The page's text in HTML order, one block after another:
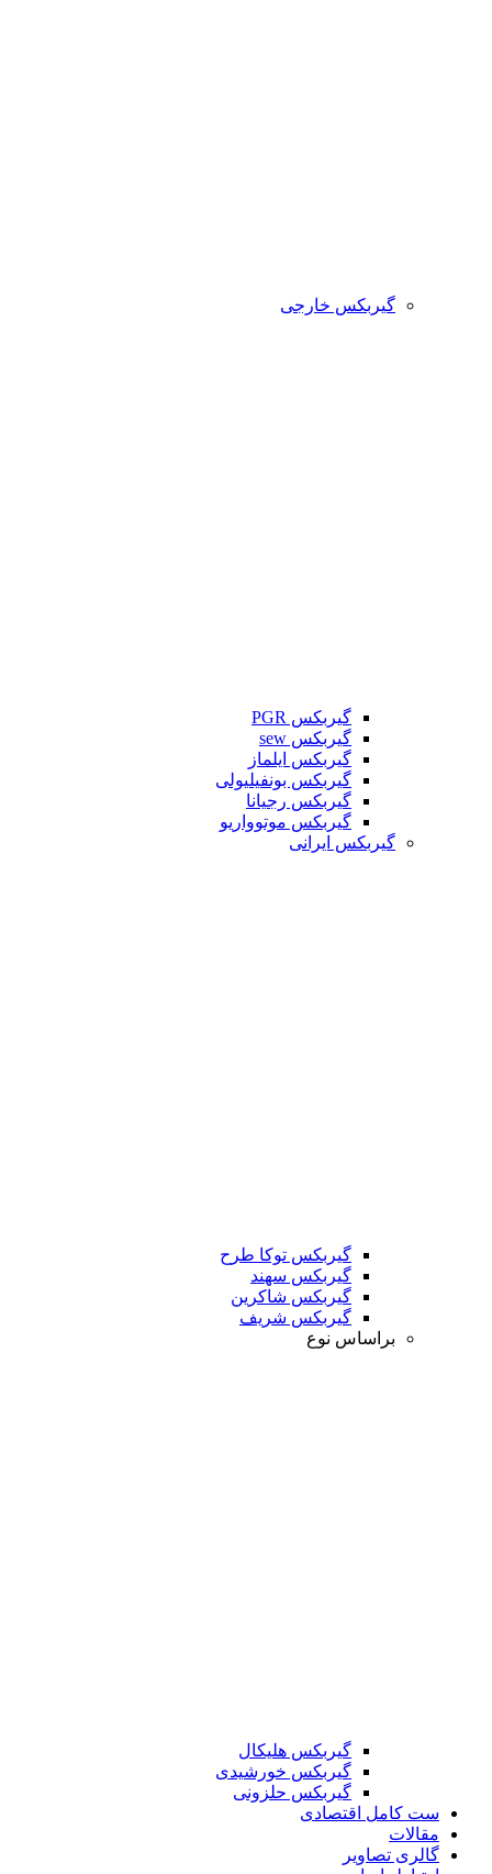
گیربکس خارجی
گیربکس PGR
گیربکس sew
گیربکس ایلماز
گیربکس بونفیلیولی
گیربکس رجیانا
گیربکس موتوواریو
گیربکس ایرانی
گیربکس توکا طرح
گیربکس سهند
گیربکس شاکرین
گیربکس شریف
براساس نوع
گیربکس هلیکال
گیربکس خورشیدی
گیربکس حلزونی
ست کامل اقتصادی
مقالات
گالری تصاویر